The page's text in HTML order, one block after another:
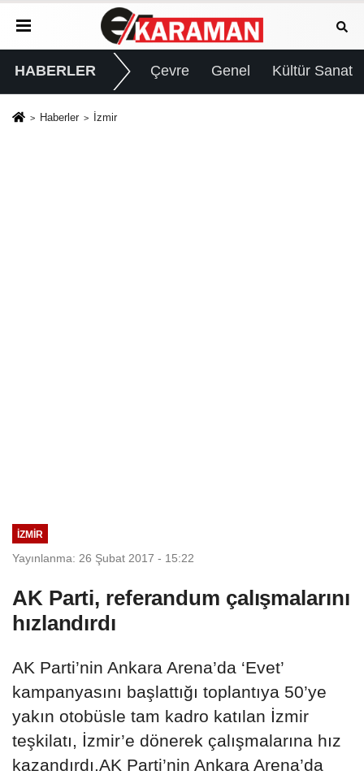
HABERLER Çevre Genel Kültür Sanat
Haberler İzmir
İZMIR
Yayınlanma: 26 Şubat 2017 - 15:22
AK Parti, referandum çalışmalarını
hızlandırdı
AK Parti’nin Ankara Arena’da ‘Evet’
kampanyasını başlattığı toplantıya 50’ye
yakın otobüsle tam kadro katılan İzmir
teşkilatı, İzmir’e dönerek çalışmalarına hız
kazandırdı.AK Parti’nin Ankara Arena’da